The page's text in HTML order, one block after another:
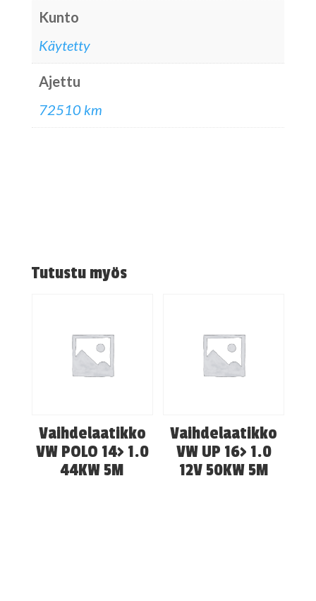
Kunto
Käytetty
Ajettu
72510 km
Tutustu myös
Vaihdelaatikko
VW POLO 14> 1.0
44KW 5M
Vaihdelaatikko
VW UP 16> 1.0
12V 50KW 5M